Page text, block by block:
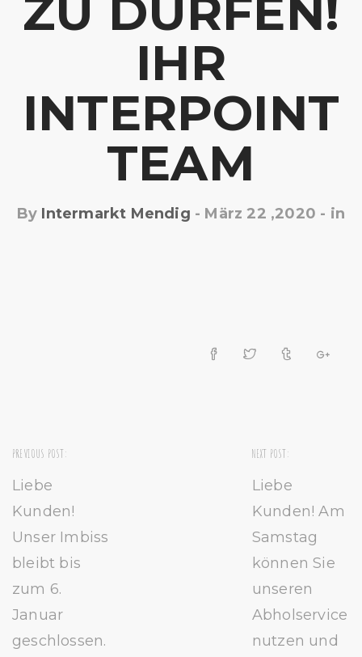
U DÜRFEN!
IHR I
NTERPOINT T
EAM
By Intermarkt Mendig - März 22 ,2020 - in
PREVIOUS POST:
Liebe
Kunden!
Unser Imbiss
bleibt bis
zum 6.
Januar
geschlossen.
NEXT POST:
Liebe
Kunden! Am
Samstag
können Sie
unseren
Abholservice
nutzen und